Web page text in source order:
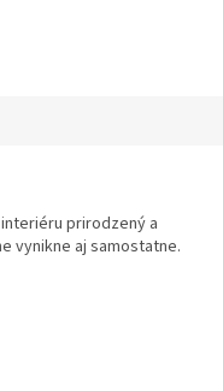
prirodzený a
vynikne aj samostatne.